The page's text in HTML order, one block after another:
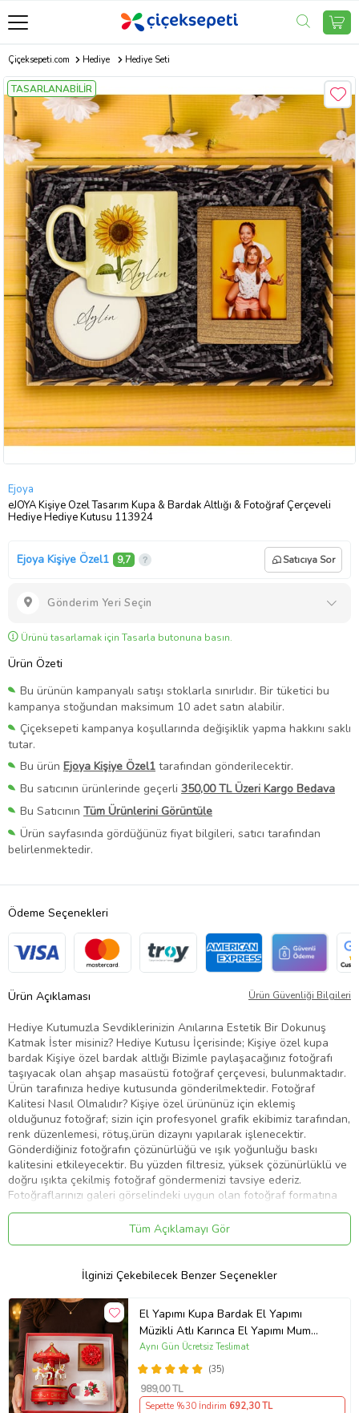
Çiçeksepeti.com Hediye Hediye Seti
TASARLANABİLİR
Ejoya
eJOYA Kişiye Özel Tasarım Kupa & Bardak Altlığı & Fotoğraf Çerçeveli
Hediye Hediye Kutusu 113924
Ejoya Kişiye Özel1 9,7 Satıcıya Sor
Gönderim Yeri Seçin
Ürünü tasarlamak için Tasarla butonuna basın.
Ürün Özeti
Bu ürünün kampanyalı satışı stoklarla sınırlıdır. Bir tüketici bu
kampanya stoğundan maksimum 10 adet satın alabilir.
Çiçeksepeti kampanya koşullarında değişiklik yapma hakkını saklı
tutar.
Bu ürün Ejoya Kişiye Özel1 tarafından gönderilecektir.
Bu satıcının ürünlerinde geçerli 350,00 TL Üzeri Kargo Bedava
Bu Satıcının Tüm Ürünlerini Görüntüle
Ürün sayfasında gördüğünüz fiyat bilgileri, satıcı tarafından
belirlenmektedir.
Ödeme Seçenekleri
Ürün Açıklaması Ürün Güvenliği Bilgileri
Hediye Kutumuzla Sevdiklerinizin Anılarına Estetik Bir Dokunuş
Katmak İster misiniz? Hediye Kutusu İçerisinde; Kişiye özel kupa
bardak Kişiye özel bardak altlığı Bizimle paylaşacağınız fotoğrafı
taşıyacak olan ahşap masaüstü fotoğraf çerçevesi, bulunmaktadır.
Ürün tarafınıza hediye kutusunda gönderilmektedir. Fotoğraf
Kalitesi Nasıl Olmalıdır? Kişiye özel ürününüz için eklemiş
olduğunuz fotoğraf; sizin için profesyonel grafik ekibimiz tarafından,
renk düzenlemesi, rötuş,ürün dizaynı yapılarak işlenecektir.
Gönderdiğiniz fotoğrafın çözünürlüğü ve ışık yoğunluğu baskı
kalitesini etkileyecektir. Bu yüzden filtresiz, yüksek çözünürlüklü ve
doğru ışıkta çekilmiş fotoğraf göndermenizi tavsiye ederiz.
Fotoğraflarınızı galeri görselindeki uygun olan fotoğraf formatına
göre göndermenizi önemle rica ederiz.
kcm14044431Tüm Açıklamayı Gör
İlginizi Çekebilecek Benzer Seçenekler
El Yapımı Kupa Bardak El Yapımı
Müzikli Atlı Karınca El Yapımı Mum
AYN34
(35)
Aynı Gün Ücretsiz Teslimat
989,00 TL
Sepette %30 İndirim 692,30 TL